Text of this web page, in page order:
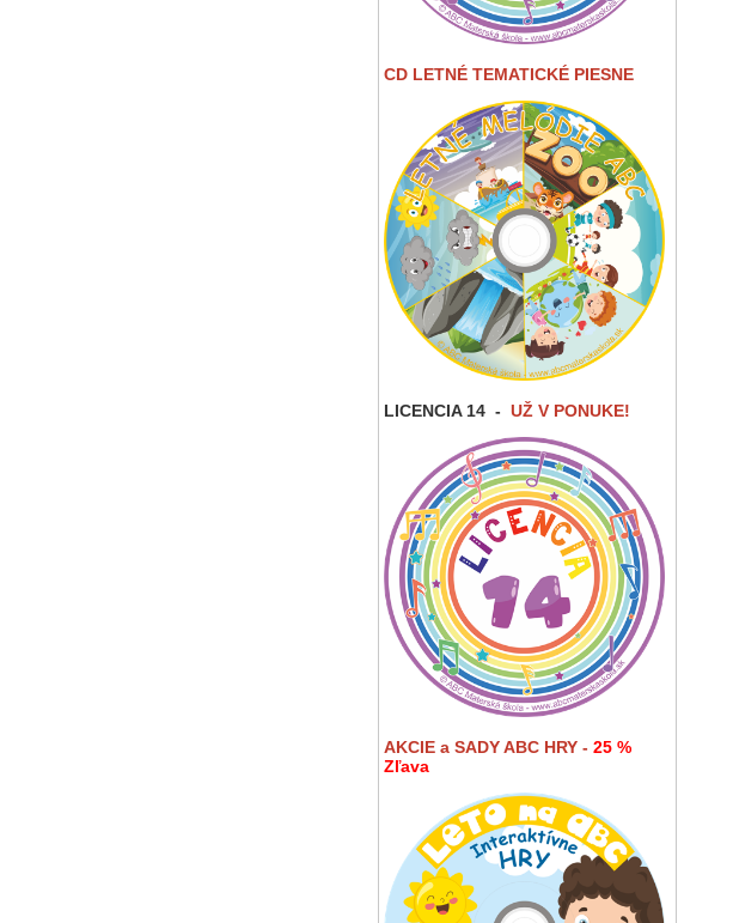
CD LETNÉ TEMATICKÉ PIESNE
LICENCIA 14 - UŽ V PONUKE!
AKCIE a SADY ABC HRY - 25 %
Zľava